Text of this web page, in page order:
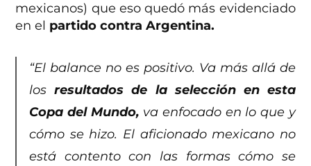
mexicanos) que eso quedó más evidenciado
en el partido contra Argentina.
“El balance no es positivo. Va más allá de
losresultados de la selección en esta
Copa del Mundo, va enfocado en lo que y
cómo se hizo. El aficionado mexicano no
está contento con las formas cómo se